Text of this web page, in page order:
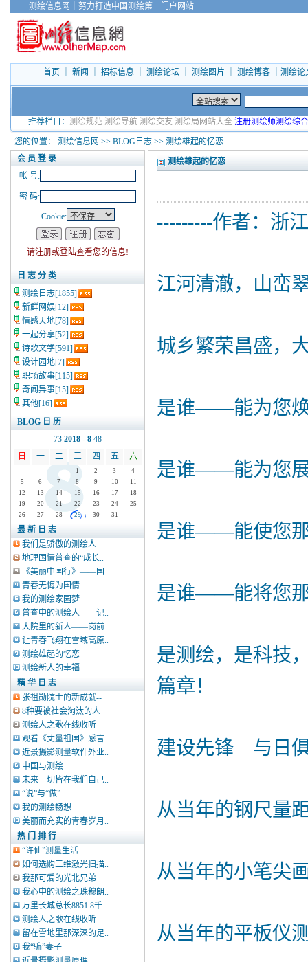
测绘信息网 努力打造中国测绘第一门户网站
首页 新闻 招标信息｜ 测绘论坛｜ 测绘图片 测绘博客｜ 测绘论
推荐栏目： 测绘规范 测绘导航 测绘交友 测绘局网站大全 注册测绘师测绘综
您的位置： 测绘信息网 >> BLOG日志 >> 测绘雄起的忆恋
会 员 登 录
帐 号:
密 码:
Cookie:
请注册或登陆查看您的信息!
日 志 分 类
测绘日志[1855]
新鲜网娱[12]
情感天地[78]
一起分享[52]
诗歌文学[591]
设计园地[7]
职场故事[115]
奇闻异事[15]
其他[16]
BLOG 日 历
73 2018 - 8 48
日
一 二 三 四 五 六
1 2 3
4
5
6 7 8 9 10
11
12
13 14 15 16 17
18
19
20 21 22 23 24
25
26
27 28 29 30 31
最 新 日 志
我们是骄傲的测绘人
地理国情普查的“成长..
《美丽中国行》——国..
青春无悔为国情
我的测绘家园梦
普查中的测绘人——记..
大院里的新人——岗前..
让青春飞翔在雪域高原..
测绘雄起的忆恋
测绘新人的幸福
精 华 日 志
张祖勋院士的新成就--..
8种要被社会淘汰的人
测绘人之歌在线收听
观看《丈量祖国》感言..
近景摄影测量软件外业..
中国与测绘
未来一切皆在我们自己..
“说”与“做”
我的测绘畅想
美丽而充实的青春岁月..
热 门 排 行
“许仙”测量生活
如何选购三维激光扫描..
我那可爱的光北兄弟
我心中的测绘之珠穆朗..
万里长城总长8851.8千..
测绘人之歌在线收听
留在雪地里那深深的足..
我“骗”妻子
测绘雄起的忆恋
---------作者：浙
江河清澈，山峦
城乡繁荣昌盛，
是谁——能为您
是谁——能为您
是谁——能使您
是谁——能将您
是测绘，是科技
篇章！
建设先锋 与日
从当年的钢尺量
从当年的小笔尖
从当年的平板仪